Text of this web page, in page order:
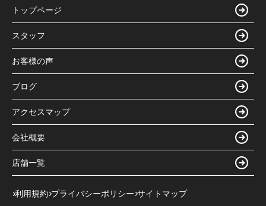
トップページ
スタッフ
お客様の声
ブログ
アクセスマップ
会社概要
店舗一覧
利用規約 プライバシーポリシー サイトマップ